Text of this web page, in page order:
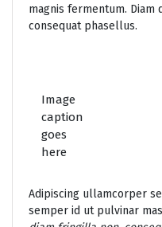
magnis fermentum. Diam
consequat phasellus.
Image
caption
goes
here
Adipiscing ullamcorper
semper id ut pulvinar